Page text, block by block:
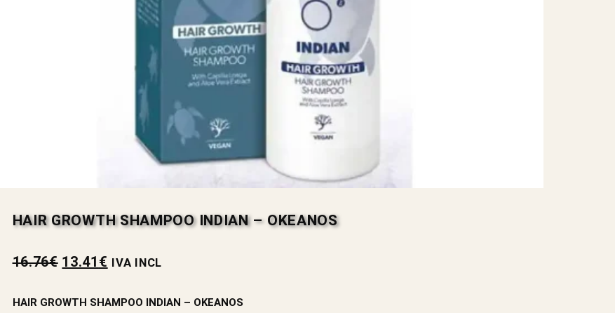
HAIR GROWTH SHAMPOO INDIAN – OKEANOS
16.76€ 13.41 € IVA INCL
HAIR GROWTH SHAMPOO INDIAN – OKEANOS